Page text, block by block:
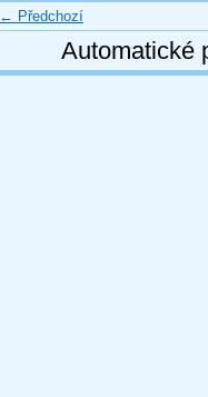
← Předchozí
Automatické